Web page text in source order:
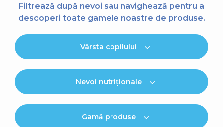
Filtrează după nevoi sau navighează pentru a
descoperi toate gamele noastre de produse.
Vârsta copilului
Nevoi nutriționale
Gamă produse